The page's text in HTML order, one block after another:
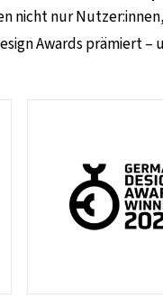
nicht nur
Awards prämiert –